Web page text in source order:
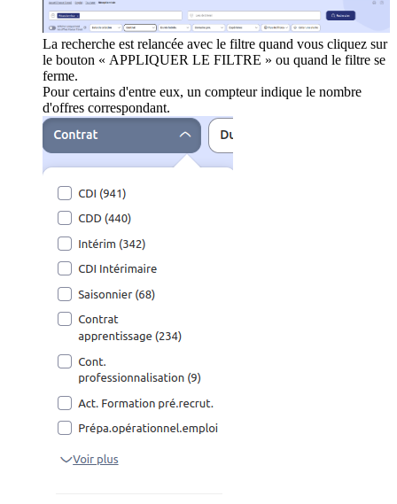
La recherche est relancée avec le filtre quand vous cliquez sur
le bouton « APPLIQUER LE FILTRE » ou quand le filtre se
ferme.
Pour certains d'entre eux, un compteur indique le nombre
d'offres correspondant.